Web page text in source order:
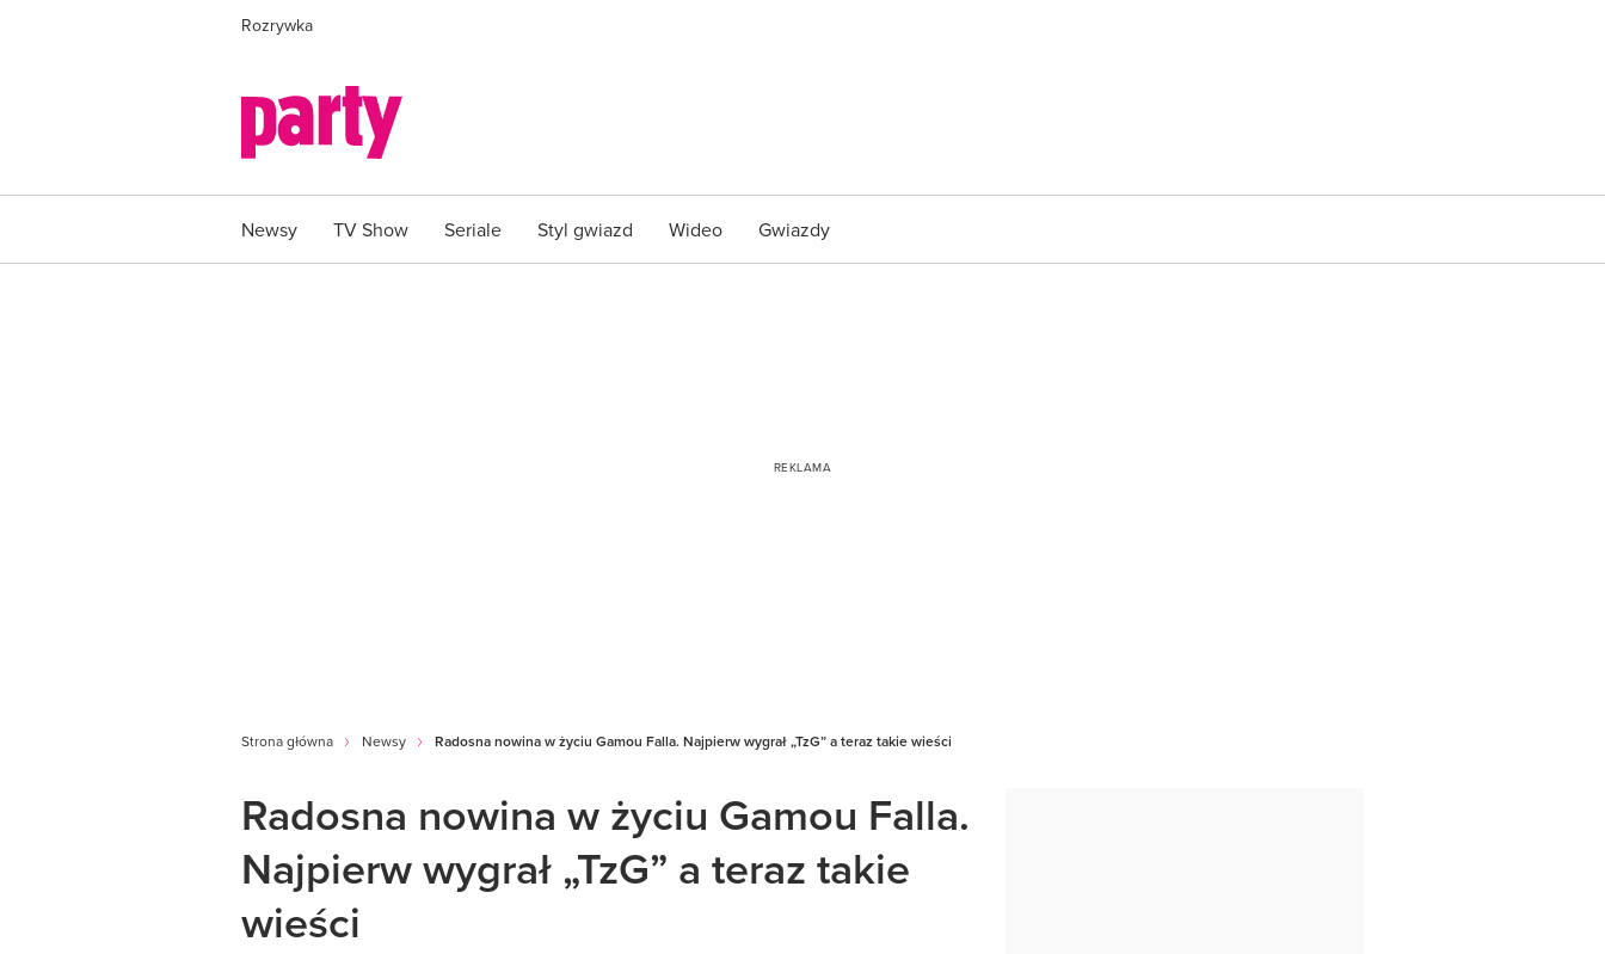
Rozrywka
Newsy TV Show Seriale Styl gwiazd Wideo Gwiazdy
Strona główna Newsy Radosna nowina w życiu Gamou Falla. Najpierw wygrał „TzG” a teraz takie wieści
Radosna nowina w życiu Gamou Falla.
Najpierw wygrał „TzG” a teraz takie
wieści